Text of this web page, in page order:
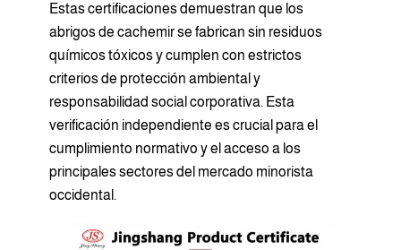
Estas certificaciones demuestran que los
abrigos de cachemir se fabrican sin residuos
químicos tóxicos y cumplen con estrictos
criterios de protección ambiental y
responsabilidad social corporativa. Esta
verificación independiente es crucial para el
cumplimiento normativo y el acceso a los
principales sectores del mercado minorista
occidental.